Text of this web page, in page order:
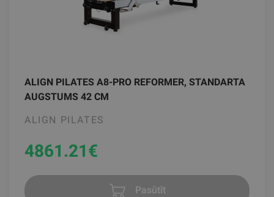
ALIGN PILATES A8-PRO REFORMER, STANDARTA
AUGSTUMS 42 CM
ALIGN PILATES
4861.21€
Pasūtīt